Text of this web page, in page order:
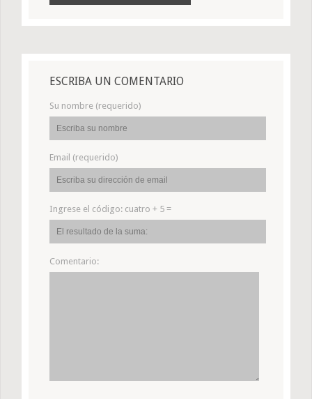
ESCRIBA UN COMENTARIO
Su nombre (requerido)
Email (requerido)
Ingrese el código: cuatro + 5 =
Comentario: